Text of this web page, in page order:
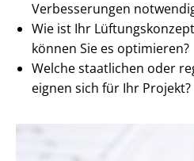
Verbesserungen
Wie ist Ihr
können Sie es optimieren?
Welche staatlichen oder
eignen sich für Ihr Projekt?